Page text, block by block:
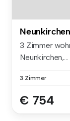
Neunkirchen
3 Zimmer
Neunkirchen,...
3 Zimmer
€ 754